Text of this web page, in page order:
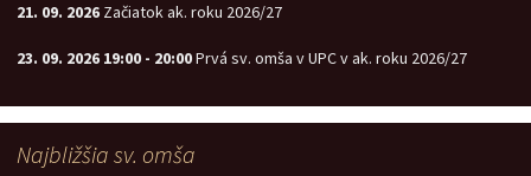
21. 09. 2026 Začiatok ak. roku 2026/27
23. 09. 2026 19:00 - 20:00Prvá sv. omša v UPC v ak. roku 2026/27
Najbližšia sv. omša